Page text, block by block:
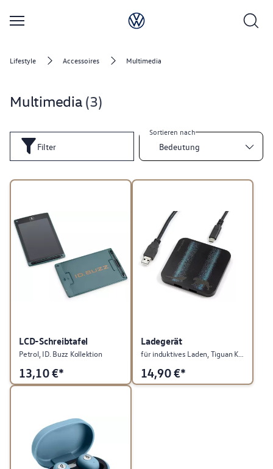
Lifestyle Accessoires Multimedia
Multimedia 3
Filter
Sortieren nach
Bedeutung
LCD-Schreibtafel
Petrol, ID. Buzz Kollektion
13,10€*
Ladegerät
für induktives Laden, Tiguan Kollektion
14,90€*